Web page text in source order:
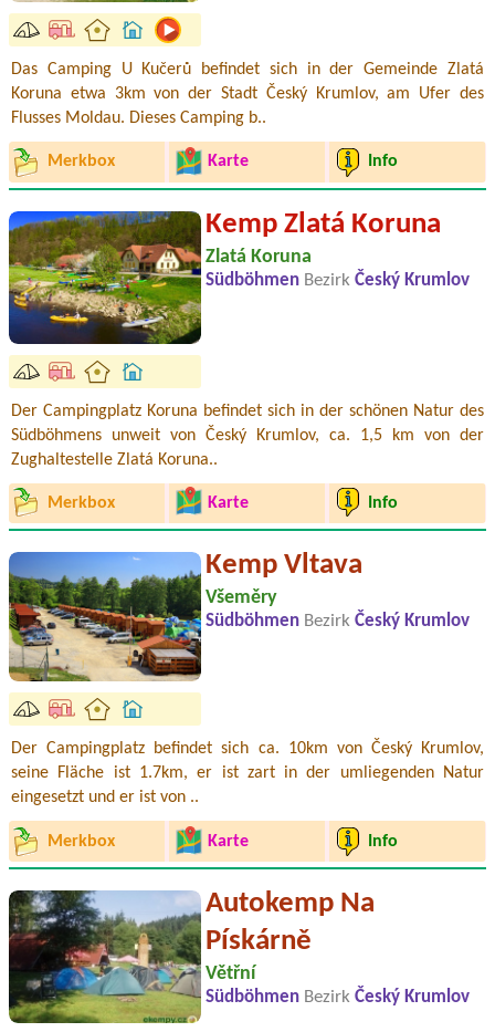
Das Camping U Kučerů befindet sich in der Gemeinde Zlatá
Koruna etwa 3km von der Stadt Český Krumlov, am Ufer des
Flusses Moldau. Dieses Camping b..
Merkbox Karte Info
Kemp Zlatá Koruna
Zlatá Koruna
Südböhmen Bezirk Český Krumlov
Der Campingplatz Koruna befindet sich in der schönen Natur des
Südböhmens unweit von Český Krumlov, ca. 1,5 km von der
Zughaltestelle Zlatá Koruna..
Merkbox Karte Info
Kemp Vltava
Všeměry
Südböhmen Bezirk Český Krumlov
Der Campingplatz befindet sich ca. 10km von Český Krumlov,
seine Fläche ist 1.7km, er ist zart in der umliegenden Natur
eingesetzt und er ist von ..
Merkbox Karte Info
Autokemp Na
Pískárně
Větřní
Südböhmen Bezirk Český Krumlov